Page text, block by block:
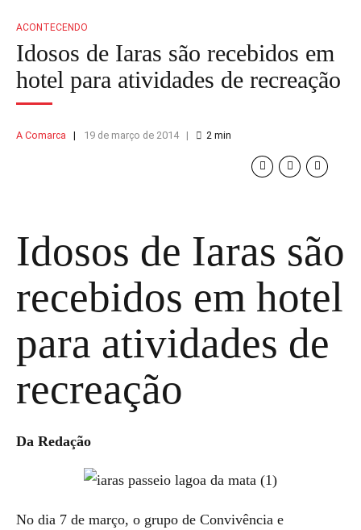
ACONTECENDO
Idosos de Iaras são recebidos em
hotel para atividades de recreação
A Comarca 19 de março de 2014 2 min
Idosos de Iaras são
recebidos em hotel
para atividades de
recreação
Da Redação
No dia 7 de março, o grupo de Convivência e